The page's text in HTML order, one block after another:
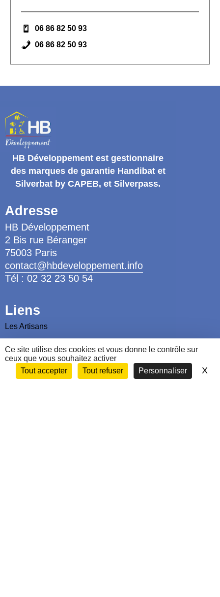
Ce site utilise des cookies et vous donne le contrôle sur
ceux que vous souhaitez activer
Tout accepter
Tout refuser Personnaliser X
06 86 82 50 93
06 86 82 50 93
HB Développement est gestionnaire
des marques de garantie Handibat et
Silverbat by CAPEB, et Silverpass.
Adresse
HB Développement
2 Bis rue Béranger
75003 Paris
contact@hbdeveloppement.info
Tél : 02 32 23 50 54
Liens
Les Artisans
Nous contacter